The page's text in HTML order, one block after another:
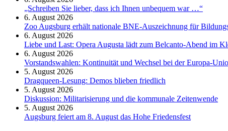
„Schreiben Sie lieber, dass ich Ihnen unbequem war …“
6. August 2026
Zoo Augsburg erhält nationale BNE-Auszeichnung für
6. August 2026
Liebe und Last: Opera Augusta lädt zum Belcanto-Abend im
6. August 2026
Vorstandswahlen: Kontinuität und Wechsel bei der Europa-
5. August 2026
Dragqueen-Lesung: Demos blieben friedlich
5. August 2026
Diskussion: Mi­li­ta­ri­sie­rung und die kommunale Zeitenwende
5. August 2026
Augsburg feiert am 8. August das Hohe Friedensfest